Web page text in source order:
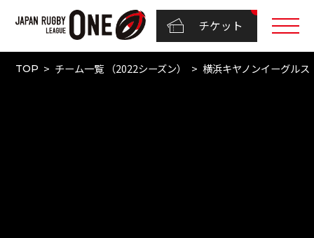
チケット
TOP チーム一覧 （2022シーズン） 横浜キヤノンイーグルス